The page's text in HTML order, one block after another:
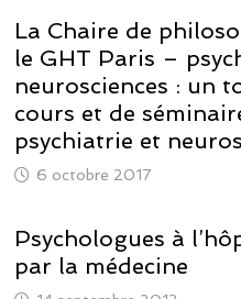
La Chaire de
le GHT Paris –
neurosciences : un
cours et de
psychiatrie et
6 octobre 2017
Psychologues à
par la médecine